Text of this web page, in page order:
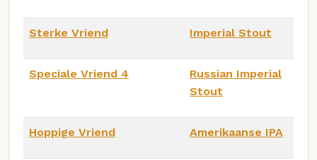
Sterke Vriend Imperial Stout
Speciale Vriend 4
Russian Imperial
Stout
Hoppige Vriend Amerikaanse IPA